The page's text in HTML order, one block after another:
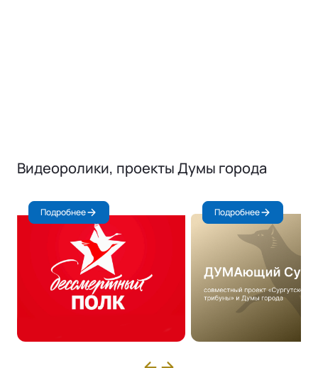
Видеоролики, проекты Думы города
Подробнее Подробнее